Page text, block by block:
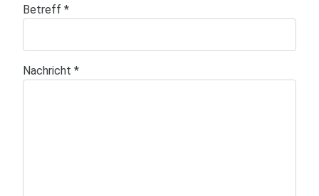
Betreff *
Nachricht *